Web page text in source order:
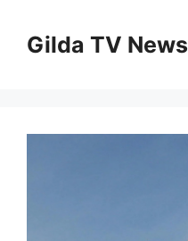
contenuto
Gilda TV News